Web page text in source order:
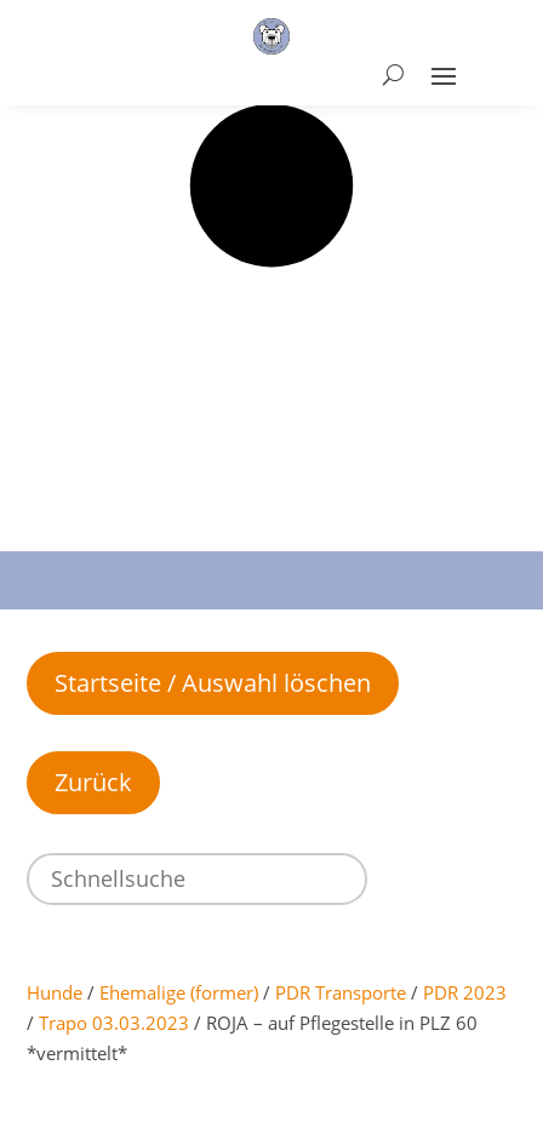
Startseite / Auswahl löschen
Hunde / Ehemalige (former) / PDR Transporte / PDR 2023
/Trapo 03.03.2023 / ROJA – auf Pflegestelle in PLZ 60
*vermittelt*